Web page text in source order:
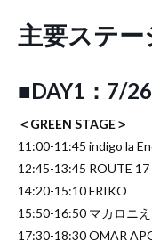
主要ステ
■DAY1：7/26
＜GREEN STAGE＞
11:00-11:45 indigo la
12:45-13:45 ROUTE 17
14:20-15:10 FRIKO
15:50-16:50 マカロニ
17:30-18:30 OMAR